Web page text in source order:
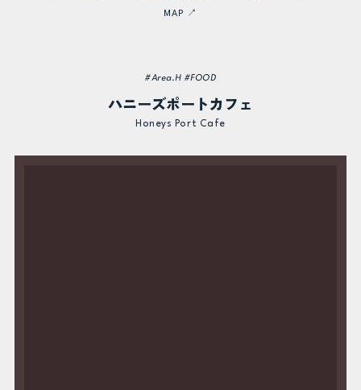
MAP ↗
#Area.H #FOOD
ハニーズポートカフェ
Honeys Port Cafe